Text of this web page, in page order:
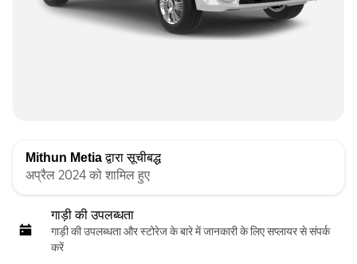
Mithun Metiaद्वारा सूचीबद्ध
अप्रैल 2024 को शामिल हुए
गाड़ी की उपलब्धता
गाड़ी की उपलब्धता और स्‍टोरेज के बारे में जानकारी के लिए सप्लायर से संपर्क
करें